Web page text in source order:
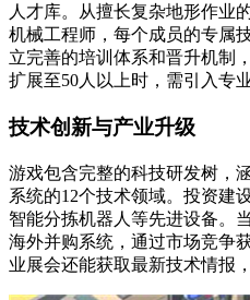
人才库。从擅长复杂地形作业
机械工程师，每个成员的专属
立完善的培训体系和晋升机制
扩展至50人以上时，需引入专
技术创新与产业升级
游戏包含完整的科技研发树，
系统的12个技术领域。投资建
智能分拣机器人等先进设备。
海外并购系统，通过市场竞争
业展会还能获取最新技术情报